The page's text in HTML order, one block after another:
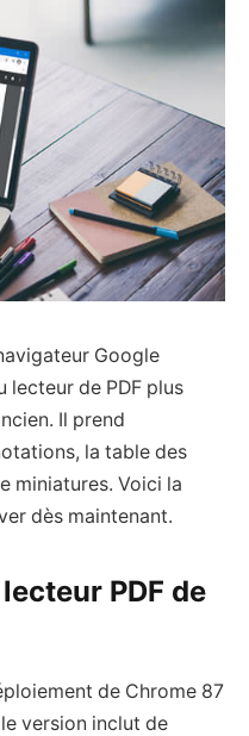
Google
lecteur de PDF plus
Il prend
la table des
miniatures. Voici la
dès maintenant.
PDF de
de Chrome 87
version inclut de